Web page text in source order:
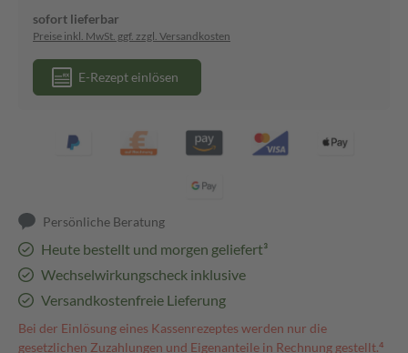
sofort lieferbar
Preise inkl. MwSt. ggf. zzgl. Versandkosten
E-Rezept einlösen
Persönliche Beratung
Heute bestellt und morgen geliefert³
Wechselwirkungscheck inklusive
Versandkostenfreie Lieferung
Bei der Einlösung eines Kassenrezeptes werden nur die
gesetzlichen Zuzahlungen und Eigenanteile in Rechnung gestellt.⁴